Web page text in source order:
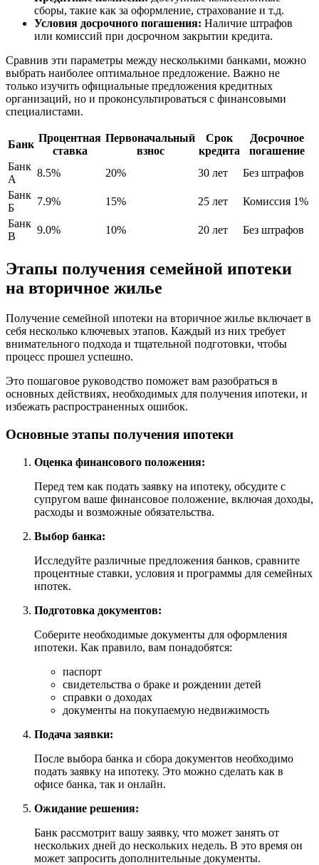
сборы, такие как за оформление, страхование и т.д.
Условия досрочного погашения: Наличие штрафов
или комиссий при досрочном закрытии кредита.
Сравнив эти параметры между несколькими банками, можно
выбрать наиболее оптимальное предложение. Важно не
только изучить официальные предложения кредитных
организаций, но и проконсультироваться с финансовыми
специалистами.
Банк
Процентная
ставка
Первоначальный
взнос
Срок
кредита
Досрочное
погашение
Банк
А
8.5% 20% 30 лет
Без штрафов
Банк
Б
7.9% 15% 25 лет
Комиссия 1%
Банк
В
9.0% 10% 20 лет Без штрафов
Этапы получения семейной ипотеки
на вторичное жилье
Получение семейной ипотеки на вторичное жилье включает в
себя несколько ключевых этапов. Каждый из них требует
внимательного подхода и тщательной подготовки, чтобы
процесс прошел успешно.
Это пошаговое руководство поможет вам разобраться в
основных действиях, необходимых для получения ипотеки, и
избежать распространенных ошибок.
Основные этапы получения ипотеки
Оценка финансового положения:
Перед тем как подать заявку на ипотеку, обсудите с
супругом ваше финансовое положение, включая доходы,
расходы и возможные обязательства.
Выбор банка:
Исследуйте различные предложения банков, сравните
процентные ставки, условия и программы для семейных
ипотек.
Подготовка документов:
Соберите необходимые документы для оформления
ипотеки. Как правило, вам понадобятся:
паспорт
свидетельства о браке и рождении детей
справки о доходах
документы на покупаемую недвижимость
Подача заявки:
После выбора банка и сбора документов необходимо
подать заявку на ипотеку. Это можно сделать как в
офисе банка, так и онлайн.
Ожидание решения:
Банк рассмотрит вашу заявку, что может занять от
нескольких дней до нескольких недель. В это время он
может запросить дополнительные документы.